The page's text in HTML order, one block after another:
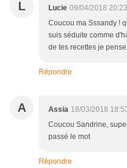
L Lucie 09/04/2018 20:23
Coucou ma Sssandy !
suis séduite comme
de tes recettes je
Répondre
A Assia 18/03/2018
Coucou Sandrine,
passé le mot
Répondre